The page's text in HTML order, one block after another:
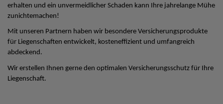
erhalten und ein unvermeidlicher Schaden kann Ihre jahrelange Mühe
zunichtemachen!
Mit unseren Partnern haben wir besondere Versicherungsprodukte
für Liegenschaften entwickelt, kosteneffizient und umfangreich
abdeckend.
Wir erstellen Ihnen gerne den optimalen Versicherungsschutz für Ihre
Liegenschaft.